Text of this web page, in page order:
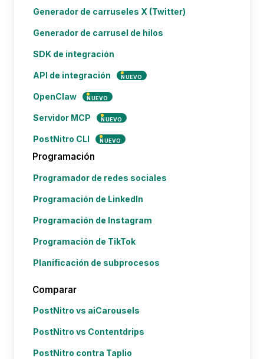
Generador de carruseles X (Twitter)
Generador de carrusel de hilos
SDK de integración
API de integración NUEVO
OpenClaw NUEVO
Servidor MCP NUEVO
PostNitro CLI NUEVO
Programación
Programador de redes sociales
Programación de LinkedIn
Programación de Instagram
Programación de TikTok
Planificación de subprocesos
Comparar
PostNitro vs aiCarousels
PostNitro vs Contentdrips
PostNitro contra Taplio